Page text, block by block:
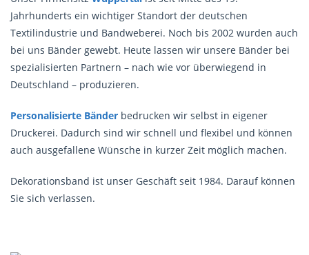
Jahrhunderts ein wichtiger Standort der deutschen
Textilindustrie und Bandweberei. Noch bis 2002 wurden auch
bei uns Bänder gewebt. Heute lassen wir unsere Bänder bei
spezialisierten Partnern – nach wie vor überwiegend in
Deutschland – produzieren.
Personalisierte Bänder bedrucken wir selbst in eigener
Druckerei. Dadurch sind wir schnell und flexibel und können
auch ausgefallene Wünsche in kurzer Zeit möglich machen.
Dekorationsband ist unser Geschäft seit 1984. Darauf können
Sie sich verlassen.